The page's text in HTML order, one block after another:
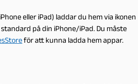
eller iPad) laddar du hem via ikonen
på din iPhone/iPad. Du måste
för att kunna ladda hem appar.